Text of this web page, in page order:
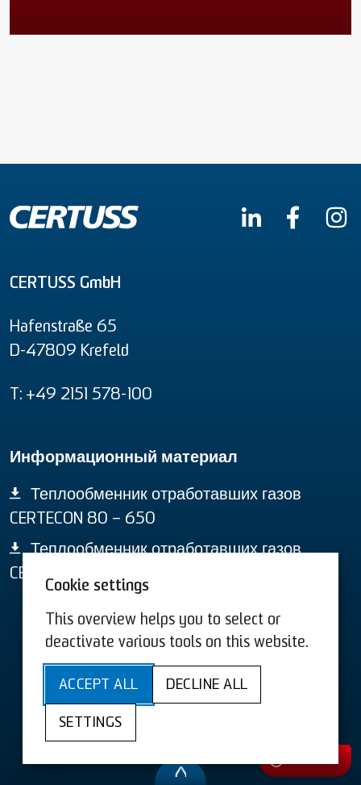
Cookie settings
This overview helps you to select or
deactivate various tools on this website.
ACCEPT ALL DECLINE ALL
SETTINGS
CERTUSS GmbH
Hafenstraße 65
D-47809 Krefeld
T: +49 2151 578-100
Информационный материал
Теплообменник отработавших газов
CERTECON 80 – 650
Теплообменник отработавших газов
CERTECON 700 – 2000
Условиям США
Условиям
Sitemap
Доступность
Заявление о защите данных
Выходные данные